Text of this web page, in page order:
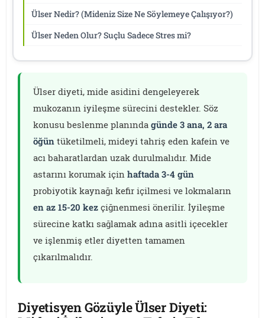
Ülser Nedir? (Mideniz Size Ne Söylemeye Çalışıyor?)
Ülser Neden Olur? Suçlu Sadece Stres mi?
Ülser diyeti, mide asidini dengeleyerek
mukozanın iyileşme sürecini destekler. Söz
konusu beslenme planındagünde 3 ana, 2 ara
öğün tüketilmeli, mideyi tahriş eden kafein ve
acı baharatlardan uzak durulmalıdır. Mide
astarını korumak içinhaftada 3-4 gün
probiyotik kaynağı kefir içilmesi ve lokmaların
en az 15-20 kez çiğnenmesi önerilir. İyileşme
sürecine katkı sağlamak adına asitli içecekler
ve işlenmiş etler diyetten tamamen
çıkarılmalıdır.
Diyetisyen Gözüyle Ülser Diyeti: